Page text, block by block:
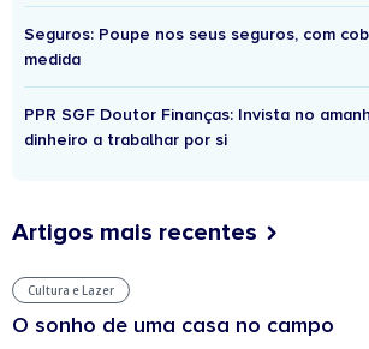
Seguros: Poupe nos seus seguros, com
medida
PPR SGF Doutor Finanças: Invista no
dinheiro a trabalhar por si
Artigos mais recentes
Cultura e Lazer
O sonho de uma casa no campo